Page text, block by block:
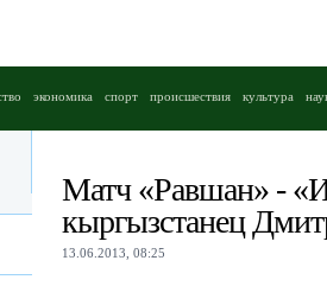
экономика спорт происшествия культура
Матч «Равшан» -
кыргызстанец
13.06.2013, 08:25